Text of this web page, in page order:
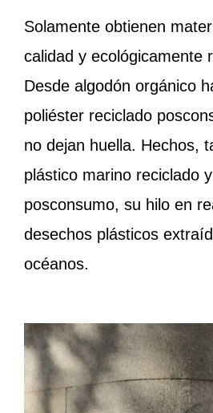
Solamente obtienen
calidad y ecológicamente
Desde algodón orgánico
poliéster reciclado
no dejan huella. Hechos,
plástico marino reciclado
posconsumo, su hilo en
desechos plásticos
océanos.